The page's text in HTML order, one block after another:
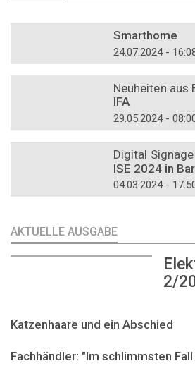
Smarthome
24.07.2024 -
Neuheiten aus
IFA
29.05.2024 -
Digital
ISE 2024 in
04.03.2024 -
AKTUELLE AUSGABE
2/
Katzenhaare und ein Abschied
Fachhändler: "Im schlimmsten